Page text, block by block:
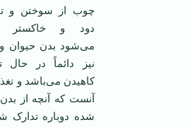
چوب از سوختن و
دود و خاکستر
می‌شود بدن حیوان
نیز دائماً در حال
کاهیدن می‌باشد و
آنست که آنچه از
شده دوباره تدارک